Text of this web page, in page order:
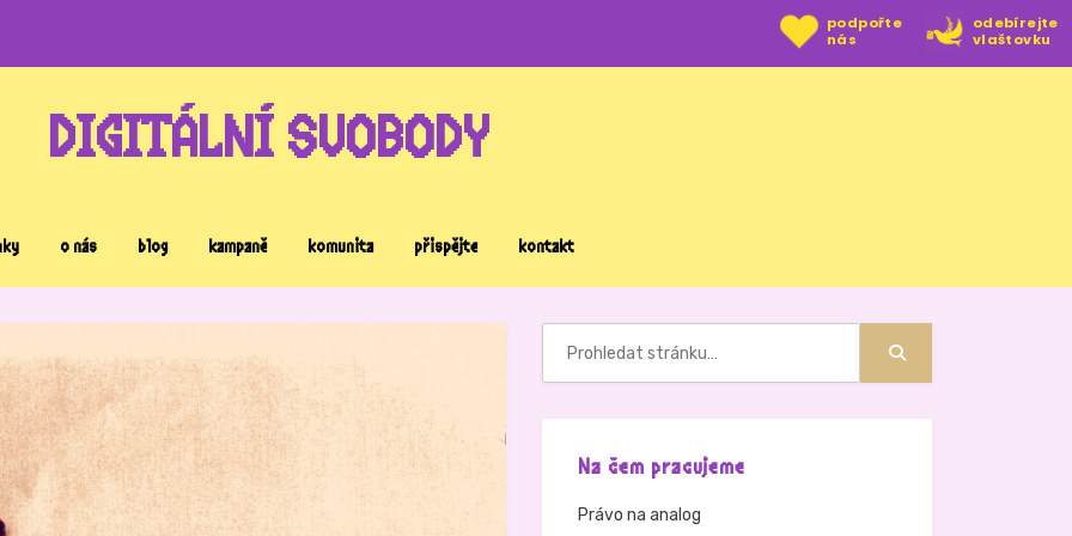
podpořte
nás
odebírejte
vlaštovku
DIGITÁLNÍ SVOBODY
o nás blog kampaně komunita přispějte kontakt
Na čem pracujeme
Právo na analog